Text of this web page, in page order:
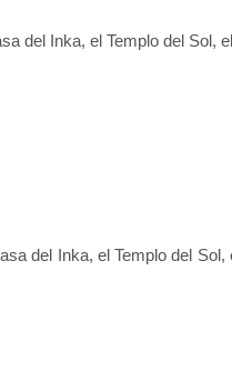
del Inka, el Templo del Sol,
del Inka, el Templo del Sol,